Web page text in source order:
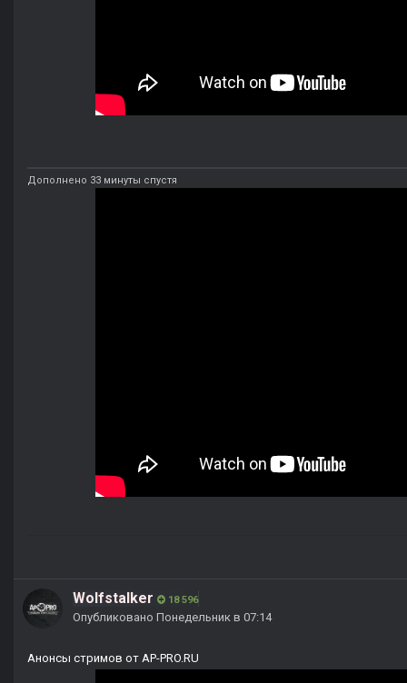
Дополнено 33 минуты спустя
Wolfstalker 18 596
Опубликовано Понедельник в 07:14
Анонсы стримов от AP-PRO.RU